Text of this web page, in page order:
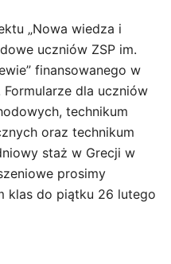
„Nowa wiedza i
uczniów ZSP im.
finansowanego w
Formularze dla uczniów
technikum
oraz technikum
staż w Grecji w
prosimy
klas do piątku 26 lutego